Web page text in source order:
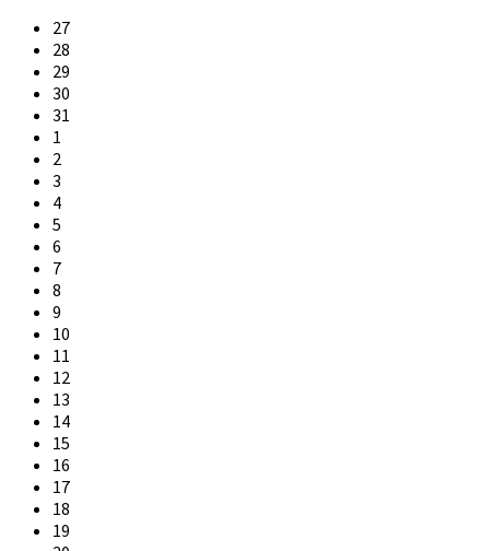
Skip
calendar
days
27
28
29
30
31
1
2
3
4
5
6
7
8
9
10
11
12
13
14
15
16
17
18
19